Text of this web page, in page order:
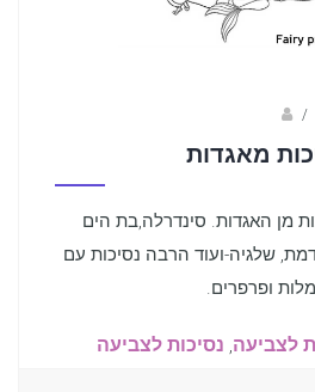
/
מאגדות
מן האגדות. סינדרלה,בת הים
שלגיה-ועוד הרבה נסיכות עם
ופרפרים.
לצביעה נסיכות לצביעה